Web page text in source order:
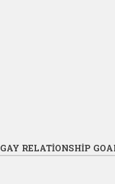
GAY RELATIONSHIP